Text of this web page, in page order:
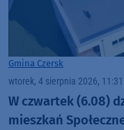
Gmina Czersk
wtorek, 4 sierpnia 2026, 11:31
W czwartek (6.08)
mieszkań